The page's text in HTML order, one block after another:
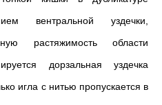
вентральной уздечки,
растяжимость области
дорзальная уздечка
игла с нитью пропускается в